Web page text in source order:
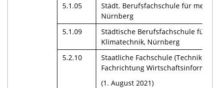
5.1.05
Städt. Berufsfachschule für
Nürnberg
5.1.09
Städtische Berufsfachschule für
Klimatechnik, Nürnberg
5.2.10
Staatliche Fachschule
Fachrichtung Wirtschaftsinformatik
(1. August 2021)